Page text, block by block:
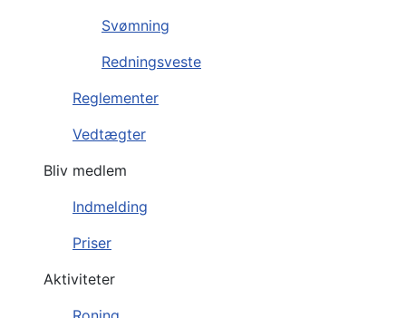
Svømning
Redningsveste
Reglementer
Vedtægter
Bliv medlem
Indmelding
Priser
Aktiviteter